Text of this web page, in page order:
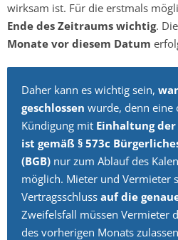
wirksam ist. Für die erstmals
Ende des Zeitraums wichtig.
Monate vor diesem Datum
Daher kann es wichtig sein,
geschlossen wurde, denn eine
Kündigung mit Einhaltung
ist gemäß § 573c
(BGB) nur zum Ablauf des
möglich. Mieter und Vermieter
Vertragsschluss auf die
Zweifelsfall müssen Vermieter
des vorherigen Monats